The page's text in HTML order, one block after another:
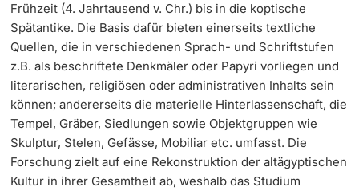
Coordination Office for Refugees
Inclusive University
Support Services Guide
Learning & Teaching
AI in learning and teaching
Frühzeit (4. Jahrtausend v. Chr.) bis in die koptische
Spätantike. Die Basis dafür bieten einerseits textliche
Quellen, die in verschiedenen Sprach- und Schriftstufen
z.B. als beschriftete Denkmäler oder Papyri vorliegen und
literarischen, religiösen oder administrativen Inhalts sein
können; andererseits die materielle Hinterlassenschaft, die
Tempel, Gräber, Siedlungen sowie Objektgruppen wie
Skulptur, Stelen, Gefässe, Mobiliar etc. umfasst. Die
Forschung zielt auf eine Rekonstruktion der altägyptischen
Kultur in ihrer Gesamtheit ab, weshalb das Studium